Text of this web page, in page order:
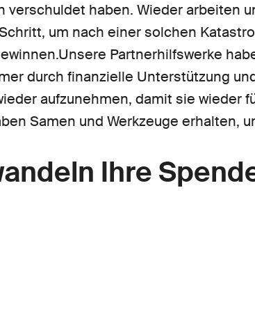
verschuldet haben. Wieder arbeiten
um nach einer solchen
Partnerhilfswerke
durch finanzielle Unterstützung
aufzunehmen, damit sie wieder
Samen und Werkzeuge erhalten,
Ihre